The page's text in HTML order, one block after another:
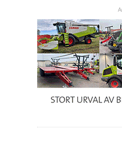
Läsartoppen
RSS-flöde
OPINION
KALENDER
MARKNAD